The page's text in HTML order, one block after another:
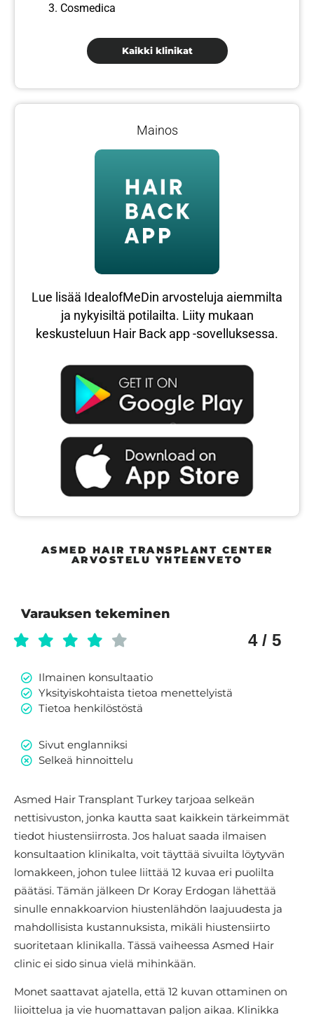
ASMED HAIR TRANSPLANT CENTER
ARVOSTELU YHTEENVETO
Varauksen tekeminen
4 / 5
Ilmainen konsultaatio
Yksityiskohtaista tietoa menettelyistä
Tietoa henkilöstöstä
Sivut englanniksi
Selkeä hinnoittelu
Asmed Hair Transplant Turkey tarjoaa selkeän
nettisivuston, jonka kautta saat kaikkein tärkeimmät
tiedot hiustensiirrosta. Jos haluat saada ilmaisen
konsultaation klinikalta, voit täyttää sivuilta löytyvän
lomakkeen, johon tulee liittää 12 kuvaa eri puolilta
päätäsi. Tämän jälkeen Dr Koray Erdogan lähettää
sinulle ennakkoarvion hiustenlähdön laajuudesta ja
mahdollisista kustannuksista, mikäli hiustensiirto
suoritetaan klinikalla. Tässä vaiheessa Asmed Hair
clinic ei sido sinua vielä mihinkään.
Monet saattavat ajatella, että 12 kuvan ottaminen on
liioittelua ja vie huomattavan paljon aikaa. Klinikka
Cosmedica
Kaikki klinikat
Mainos
Lue lisää IdealofMeDin arvosteluja aiemmilta
ja nykyisiltä potilailta. Liity mukaan
keskusteluun Hair Back app -sovelluksessa.